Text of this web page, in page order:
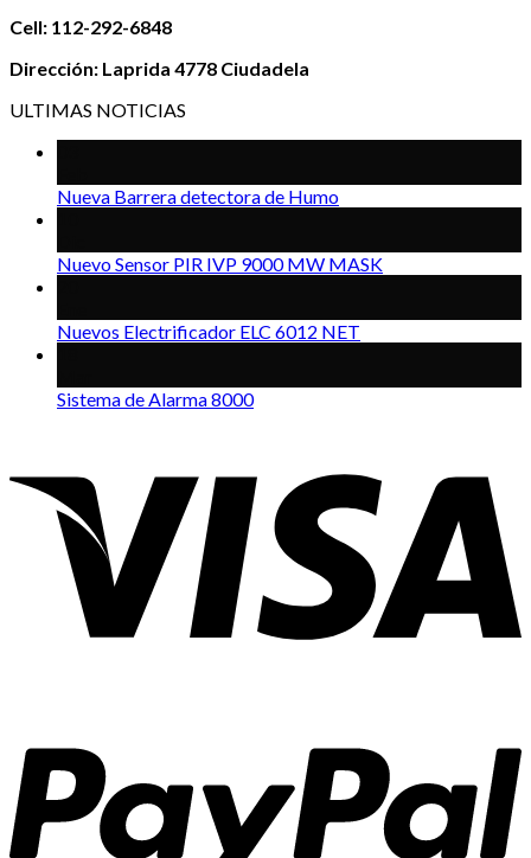
Cell: 112-292-6848
Dirección: Laprida 4778 Ciudadela
ULTIMAS NOTICIAS
Nueva Barrera detectora de Humo
Nuevo Sensor PIR IVP 9000 MW MASK
Nuevos Electrificador ELC 6012 NET
Sistema de Alarma 8000